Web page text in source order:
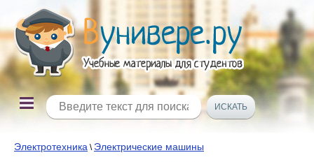
Электротехника \ Электрические машины